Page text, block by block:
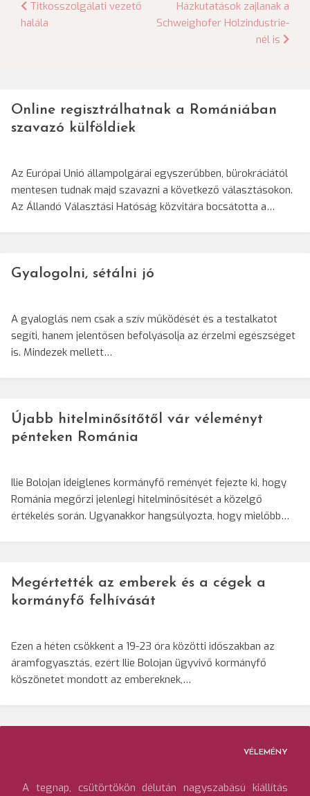
Bejegyzés
Titkosszolgálati vezető
halála
Házkutatások zajlanak a
Schweighofer Holzindustrie-
nél is
Online regisztrálhatnak a Romániában
szavazó külföldiek
Az Európai Unió állampolgárai egyszerűbben, bürokráciától
mentesen tudnak majd szavazni a következő választásokon.
Az Állandó Választási Hatóság közvitára bocsátotta a…
Gyalogolni, sétálni jó
A gyaloglás nem csak a szív működését és a testalkatot
segíti, hanem jelentősen befolyásolja az érzelmi egészséget
is. Mindezek mellett…
Újabb hitelminősítőtől vár véleményt
pénteken Románia
Ilie Bolojan ideiglenes kormányfő reményét fejezte ki, hogy
Románia megőrzi jelenlegi hitelminősítését a közelgő
értékelés során. Ugyanakkor hangsúlyozta, hogy mielőbb…
Megértették az emberek és a cégek a
kormányfő felhívását
Ezen a héten csökkent a 19-23 óra közötti időszakban az
áramfogyasztás, ezért Ilie Bolojan ügyvivő kormányfő
köszönetet mondott az embereknek,…
VÉLEMÉNY
A tegnap, csütörtökön délután nagyszabású kiállítás